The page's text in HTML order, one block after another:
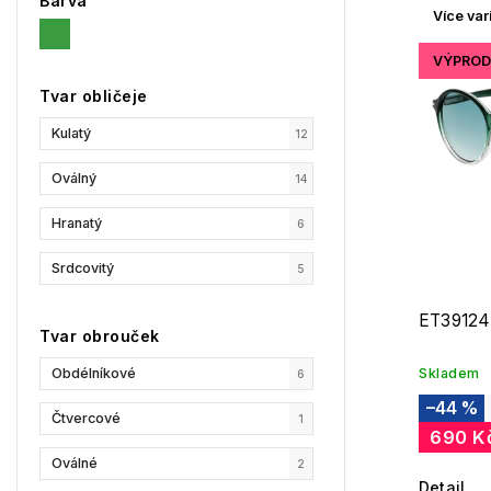
Tvar obličeje
Kulatý 12
Oválný 14
Hranatý 6
Srdcovitý 5
Tvar obrouček
Obdélníkové 6
Čtvercové 1
Oválné 2
Více
Skladem
–44 %
690